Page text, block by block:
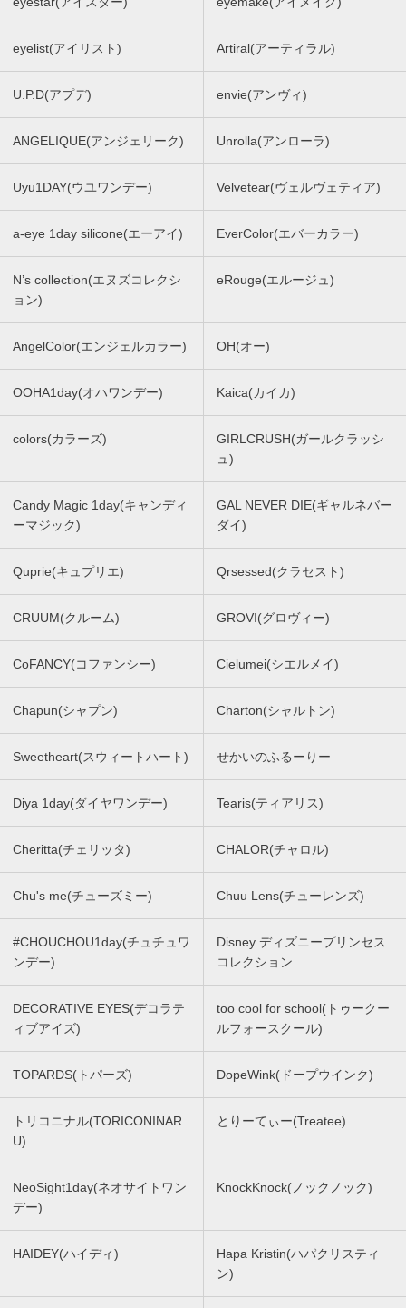
eyelist(アイリスト) Artiral(アーティラル)
U.P.D(アプデ) envie(アンヴィ)
ANGELIQUE(アンジェリーク) Unrolla(アンローラ)
Uyu1DAY(ウユワンデー) Velvetear(ヴェルヴェティア)
a-eye 1day silicone(エーアイ) EverColor(エバーカラー)
N’s collection(エヌズコレクシ
ョン)
eRouge(エルージュ)
AngelColor(エンジェルカラー) OH(オー)
OOHA1day(オハワンデー) Kaica(カイカ)
colors(カラーズ)
GIRLCRUSH(ガールクラッシ
ュ)
Candy Magic 1day(キャンディ
ーマジック)
GAL NEVER DIE(ギャルネバー
ダイ)
Quprie(キュプリエ) Qrsessed(クラセスト)
CRUUM(クルーム) GROVI(グロヴィー)
CoFANCY(コファンシー) Cielumei(シエルメイ)
Chapun(シャプン) Charton(シャルトン)
Sweetheart(スウィートハート) せかいのふるーりー
Diya 1day(ダイヤワンデー) Tearis(ティアリス)
Cheritta(チェリッタ) CHALOR(チャロル)
Chu's me(チューズミー) Chuu Lens(チューレンズ)
#CHOUCHOU1day(チュチュワ
ンデー)
Disney ディズニープリンセス
コレクション
DECORATIVE EYES(デコラテ
ィブアイズ)
too cool for school(トゥークー
ルフォースクール)
TOPARDS(トパーズ) DopeWink(ドープウインク)
トリコニナル(TORICONINAR
U)
とりーてぃー(Treatee)
NeoSight1day(ネオサイトワン
デー)
KnockKnock(ノックノック)
HAIDEY(ハイディ)
Hapa Kristin(ハパクリスティ
ン)